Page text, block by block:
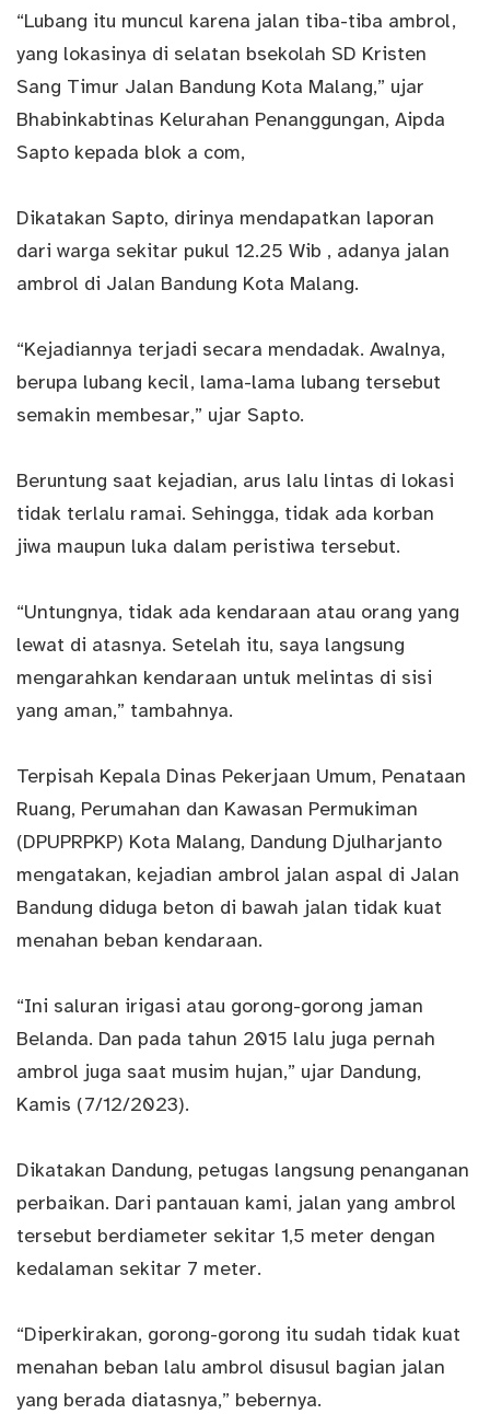
“Lubang itu muncul karena jalan tiba-tiba ambrol,
yang lokasinya di selatan bsekolah SD Kristen
Sang Timur Jalan Bandung Kota Malang,” ujar
Bhabinkabtinas Kelurahan Penanggungan, Aipda
Sapto kepada blok a com,
Dikatakan Sapto, dirinya mendapatkan laporan
dari warga sekitar pukul 12.25 Wib , adanya jalan
ambrol di Jalan Bandung Kota Malang.
“Kejadiannya terjadi secara mendadak. Awalnya,
berupa lubang kecil, lama-lama lubang tersebut
semakin membesar,” ujar Sapto.
Beruntung saat kejadian, arus lalu lintas di lokasi
tidak terlalu ramai. Sehingga, tidak ada korban
jiwa maupun luka dalam peristiwa tersebut.
“Untungnya, tidak ada kendaraan atau orang yang
lewat di atasnya. Setelah itu, saya langsung
mengarahkan kendaraan untuk melintas di sisi
yang aman,” tambahnya.
Terpisah Kepala Dinas Pekerjaan Umum, Penataan
Ruang, Perumahan dan Kawasan Permukiman
(DPUPRPKP) Kota Malang, Dandung Djulharjanto
mengatakan, kejadian ambrol jalan aspal di Jalan
Bandung diduga beton di bawah jalan tidak kuat
menahan beban kendaraan.
“Ini saluran irigasi atau gorong-gorong jaman
Belanda. Dan pada tahun 2015 lalu juga pernah
ambrol juga saat musim hujan,” ujar Dandung,
Kamis (7/12/2023).
Dikatakan Dandung, petugas langsung penanganan
perbaikan. Dari pantauan kami, jalan yang ambrol
tersebut berdiameter sekitar 1,5 meter dengan
kedalaman sekitar 7 meter.
“Diperkirakan, gorong-gorong itu sudah tidak kuat
menahan beban lalu ambrol disusul bagian jalan
yang berada diatasnya,” bebernya.